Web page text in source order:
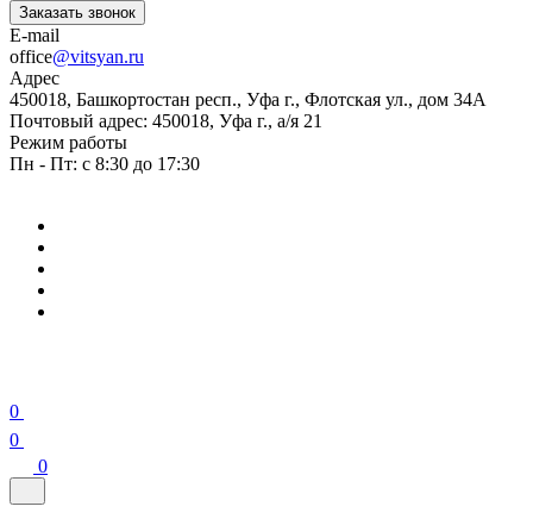
Заказать звонок
E-mail
office@vitsyan.ru
Адрес
450018, Башкортостан респ., Уфа г., Флотская ул., дом 34А
Почтовый адрес: 450018, Уфа г., а/я 21
Режим работы
Пн - Пт: с 8:30 до 17:30
0
0
0